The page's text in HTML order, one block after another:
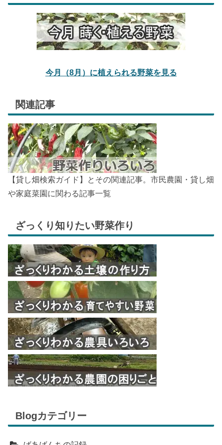
今月（8月）に植えられる野菜を見る
関連記事
【貸し畑検索ガイド】とその関連記事。市民農園・貸し畑
や家庭菜園に関わる記事一覧
ざっくり知りたい野菜作り
Blogカテゴリー